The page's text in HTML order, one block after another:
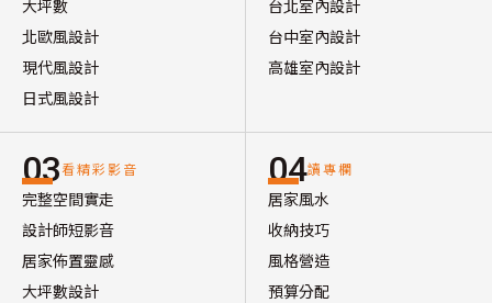
大坪數
北歐風設計
現代風設計
日式風設計
台北室內設計
台中室內設計
高雄室內設計
03看精彩影音
完整空間實走
設計師短影音
居家佈置靈感
大坪數設計
04讀專欄
居家風水
收納技巧
風格營造
預算分配